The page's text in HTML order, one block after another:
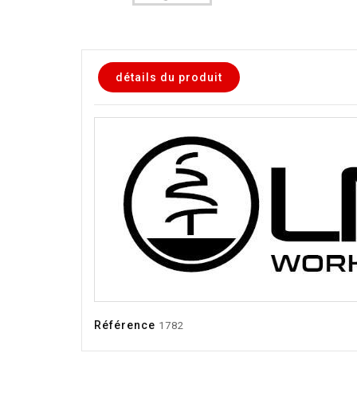
détails du produit
Référence 1782